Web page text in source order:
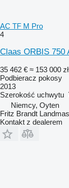
AC TF M Pro
4
Claas ORBIS 750
35 462 € ≈ 153 000 zł
Podbieracz pokosy
2013
Szerokość uchwytu
Niemcy, Oyten
Fritz Brandt
Kontakt z dealerem